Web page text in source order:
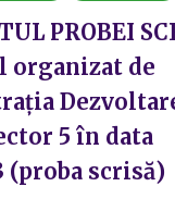
PROBEI
organizat de
5 în data
(proba scrisă)